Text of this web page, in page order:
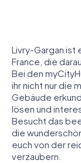
Livry-Gargan ist
France, die
Bei den
ihr nicht nur die
Gebäude
lösen und
Besucht das
die
euch von der
verzaubern.